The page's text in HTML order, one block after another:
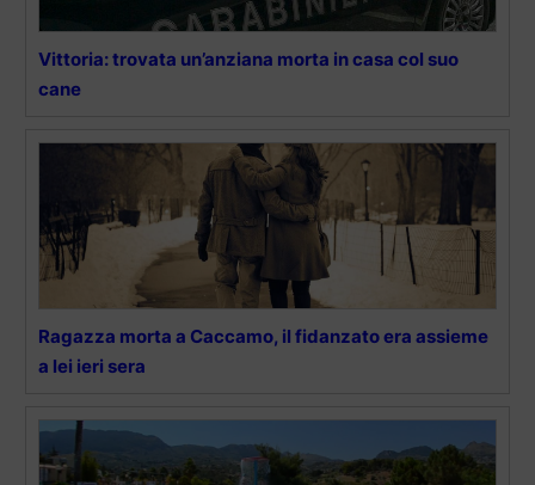
Vittoria: trovata un’anziana morta in casa col suo
cane
Ragazza morta a Caccamo, il fidanzato era assieme
a lei ieri sera